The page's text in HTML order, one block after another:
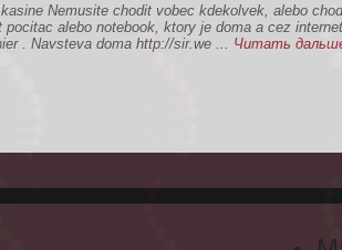
Nemusite chodit vobec kdekolvek, alebo
alebo notebook, ktory je doma a cez
. Navsteva doma http://sir.we ... Читать